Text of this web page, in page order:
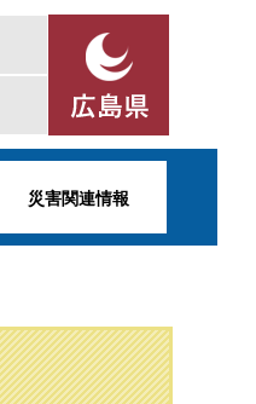
災害関連情報